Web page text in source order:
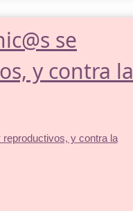
se
y contra la